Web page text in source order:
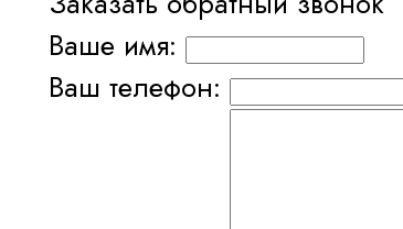
Ваше имя:
Ваш телефон: